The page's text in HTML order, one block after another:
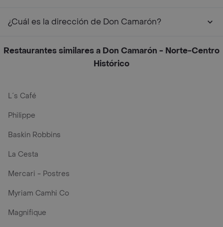
¿Cuál es la dirección de Don Camarón?
Restaurantes similares a Don Camarón - Norte-Centro
Histórico
L´s Café
Philippe
Baskin Robbins
La Cesta
Mercari - Postres
Myriam Camhi Co
Magnifique